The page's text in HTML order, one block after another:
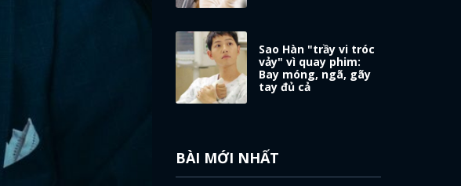
Sao Hàn "trầy vi tróc
vảy" vì quay phim:
Bay móng, ngã, gãy
tay đủ cả
BÀI MỚI NHẤT